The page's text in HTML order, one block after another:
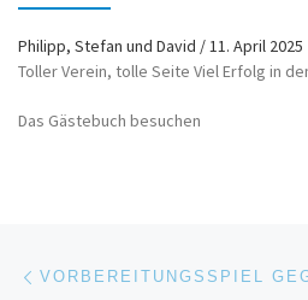
Philipp, Stefan und David / 11. April 2025
Toller Verein, tolle Seite Viel Erfolg in
Das Gästebuch besuchen